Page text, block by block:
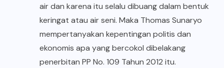
air dan karena itu selalu dibuang dalam bentuk
keringat atau air seni. Maka Thomas Sunaryo
mempertanyakan kepentingan politis dan
ekonomis apa yang bercokol dibelakang
penerbitan PP No. 109 Tahun 2012 itu.